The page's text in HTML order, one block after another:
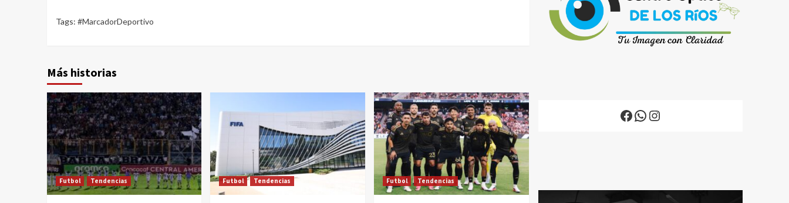
Tags: #MarcadorDeportivo
Más historias
Futbol Tendencias Futbol Tendencias Futbol Tendencias
Facebook
WhatsApp
Instagram